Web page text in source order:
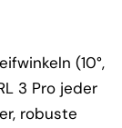
(10°,
3 Pro jeder
robuste